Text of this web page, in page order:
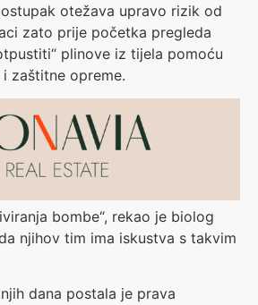
otežava upravo rizik od
zato prije početka pregleda
plinove iz tijela pomoću
zaštitne opreme.
bombe“, rekao je biolog
njihov tim ima iskustva s takvim
dana postala je prava